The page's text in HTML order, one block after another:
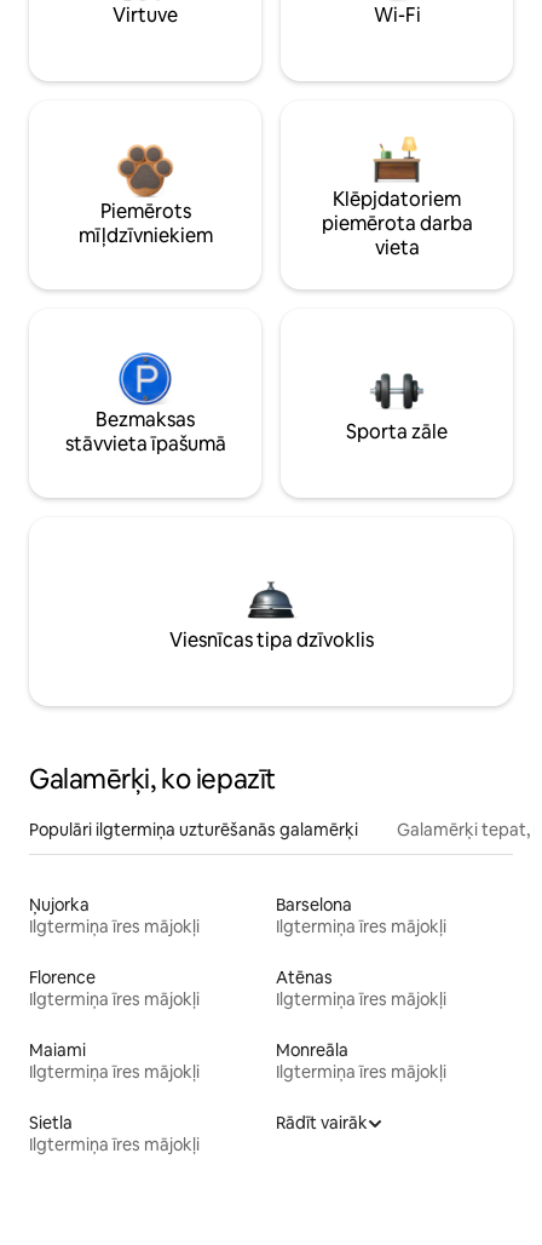
Virtuve Wi-Fi
Piemērots
mīļdzīvniekiem
Klēpjdatoriem
piemērota darba
vieta
Bezmaksas
stāvvieta īpašumā
Sporta zāle
Viesnīcas tipa dzīvoklis
Galamērķi, ko iepazīt
Populāri ilgtermiņa uzturēšanās galamērķi Galamērķi tepat,
Ņujorka
Ilgtermiņa īres mājokļi
Barselona
Ilgtermiņa īres mājokļi
Florence
Ilgtermiņa īres mājokļi
Atēnas
Ilgtermiņa īres mājokļi
Maiami
Ilgtermiņa īres mājokļi
Monreāla
Ilgtermiņa īres mājokļi
Sietla
Ilgtermiņa īres mājokļi
Rādīt vairāk